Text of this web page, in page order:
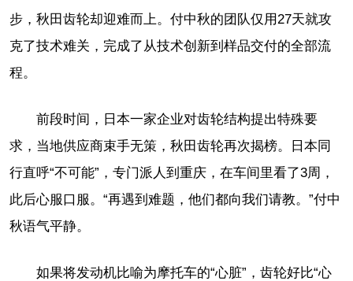
步，秋田齿轮却迎难而上。付中秋的团队仅用27天就攻
克了技术难关，完成了从技术创新到样品交付的全部流
程。
前段时间，日本一家企业对齿轮结构提出特殊要
求，当地供应商束手无策，秋田齿轮再次揭榜。日本同
行直呼“不可能”，专门派人到重庆，在车间里看了3周，
此后心服口服。“再遇到难题，他们都向我们请教。”付中
秋语气平静。
如果将发动机比喻为摩托车的“心脏”，齿轮好比“心